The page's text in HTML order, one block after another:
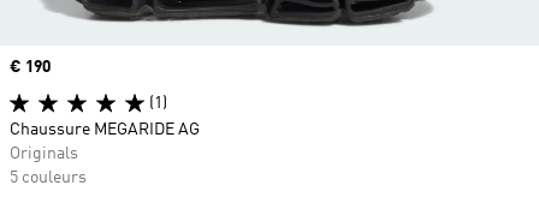
Prix
€ 190
(1)
Chaussure MEGARIDE AG
Originals
5 couleurs